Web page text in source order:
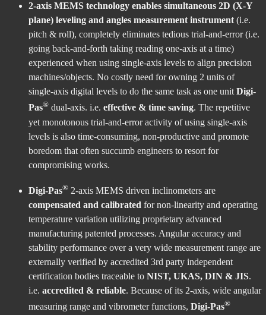
2-axis MEMS technology enables simultaneous 2D (X-Y
plane) leveling and angles measurement instrument (i.e.
pitch & roll), completely eliminates tedious trial-and-error (i.e.
going back-and-forth taking reading one-axis at a time)
experienced when using single-axis levels to align precision
machines/objects. No costly need for owning 2 units of
single-axis digital levels to do the same task as one unit Digi-
Pas® dual-axis. i.e. effective & time saving. The repetitive
yet monotonous trial-and-error activity of using single-axis
levels is also time-consuming, non-productive and promote
boredom that often succumb engineers to resort for
compromising works.
Digi-Pas® 2-axis MEMS driven inclinometers are
compensated and calibrated for non-linearity and operating
temperature variation utilizing proprietary advanced
manufacturing patented processes. Angular accuracy and
stability performance over a very wide measurement range are
externally verified by accredited 3rd party independent
certification bodies traceable to NIST, UKAS, DIN & JIS.
i.e. accredited & reliable. Because of its 2-axis, wide angular
measuring range and vibrometer functions, Digi-Pas®